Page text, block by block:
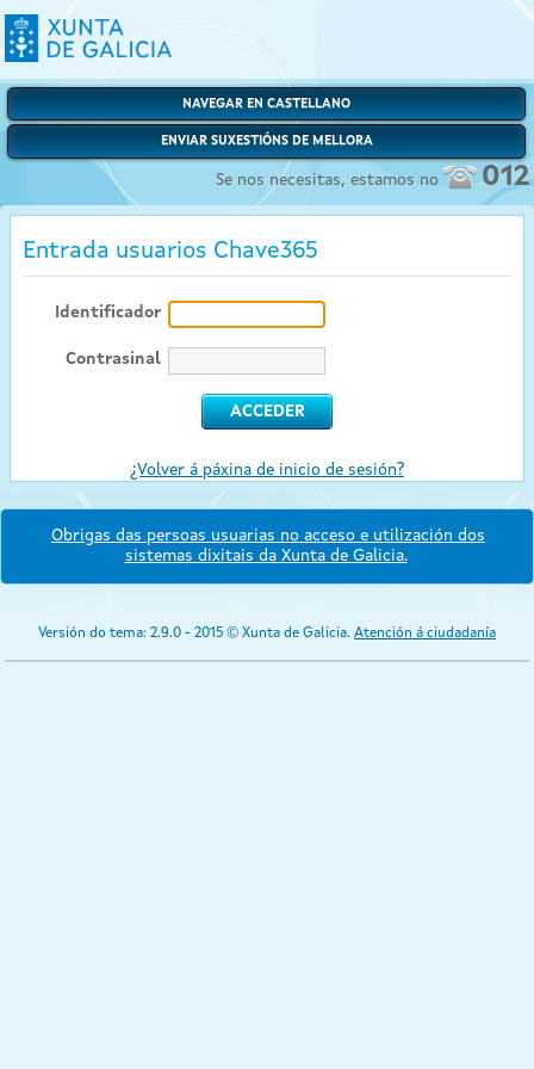
NAVEGAR EN CASTELLANO
ENVIAR SUXESTIÓNS DE MELLORA
Se nos necesitas, estamos no 012
Entrada usuarios Chave365
Identificador
Contrasinal
¿Volver á páxina de inicio de sesión?
Obrigas das persoas usuarias no acceso e utilización dos
sistemas dixitais da Xunta de Galicia.
Versión do tema: 2.9.0 - 2015 © Xunta de Galicia. Atención á ciudadanía